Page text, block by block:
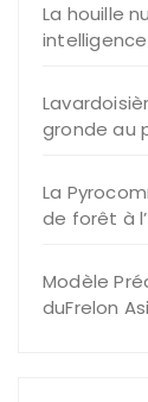
La houille
intelligence
gronde au
La
de forêt à
Modèle
duFrelon